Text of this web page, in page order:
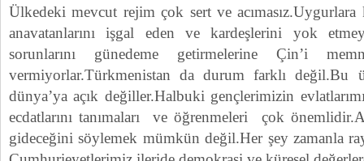
Ülkedeki mevcut rejim çok sert ve
anavatanlarını işgal eden ve kardeşlerini yok
sorunlarını günedeme getirmelerine Çin’i
vermiyorlar.Türkmenistan da durum farklı değil.Bu
dünya’ya açık değiller.Halbuki gençlerimizin
ecdatlarını tanımaları ve öğrenmeleri çok
gideceğini söylemek mümkün değil.Her şey zamanla